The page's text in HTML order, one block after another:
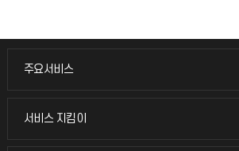
주요서비스
주요서비스
교무회의방송
서비스 지킴이
서비스 지킴이